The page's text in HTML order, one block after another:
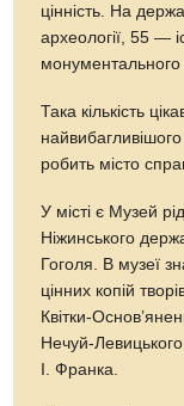
цінність. На
археології, 55 —
монументального
Така кількість
робить місто
У місті є Музей
Ніжинського
Гоголя. В музеї
цінних копій
Квітки-
Нечуй-
І. Франка.